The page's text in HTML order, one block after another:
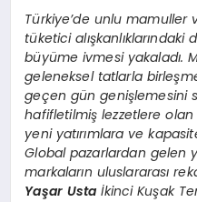
Türkiye’de unlu mamuller
tüketici
büyüme ivmesi yakaladı.
geleneksel tatlarla
geçen gün genişlemesini
hafifletilmiş lezzetlere olan
yeni yatırımlara ve
Global pazarlardan gelen
markaların uluslararası
Yaşar Usta İkinci Kuşak